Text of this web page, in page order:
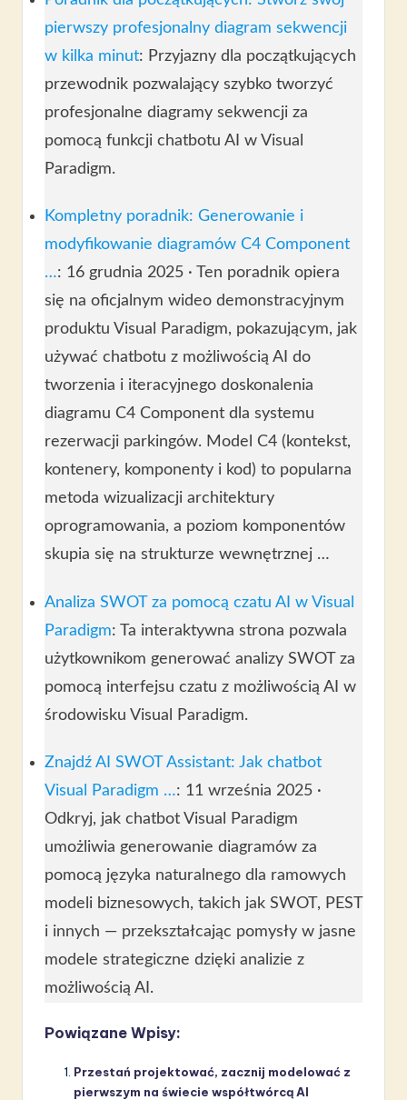
pierwszy profesjonalny diagram sekwencji
w kilka minut: Przyjazny dla początkujących
przewodnik pozwalający szybko tworzyć
profesjonalne diagramy sekwencji za
pomocą funkcji chatbotu AI w Visual
Paradigm.
Kompletny poradnik: Generowanie i
modyfikowanie diagramów C4 Component
…: 16 grudnia 2025 · Ten poradnik opiera
się na oficjalnym wideo demonstracyjnym
produktu Visual Paradigm, pokazującym, jak
używać chatbotu z możliwością AI do
tworzenia i iteracyjnego doskonalenia
diagramu C4 Component dla systemu
rezerwacji parkingów. Model C4 (kontekst,
kontenery, komponenty i kod) to popularna
metoda wizualizacji architektury
oprogramowania, a poziom komponentów
skupia się na strukturze wewnętrznej …
Analiza SWOT za pomocą czatu AI w Visual
Paradigm: Ta interaktywna strona pozwala
użytkownikom generować analizy SWOT za
pomocą interfejsu czatu z możliwością AI w
środowisku Visual Paradigm.
Znajdź AI SWOT Assistant: Jak chatbot
Visual Paradigm …: 11 września 2025 ·
Odkryj, jak chatbot Visual Paradigm
umożliwia generowanie diagramów za
pomocą języka naturalnego dla ramowych
modeli biznesowych, takich jak SWOT, PEST
i innych — przekształcając pomysły w jasne
modele strategiczne dzięki analizie z
możliwością AI.
Powiązane Wpisy:
Przestań projektować, zacznij modelować z
pierwszym na świecie współtwórcą AI